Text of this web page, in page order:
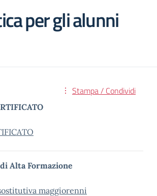
per gli alunni
Stampa / Condividi
Alta Formazione
maggiorenni